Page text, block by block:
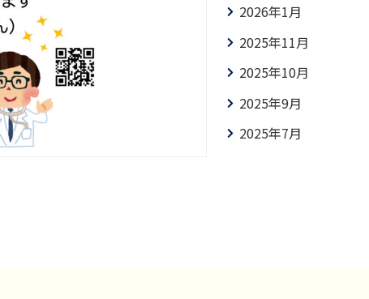
2026年1月
2025年11月
2025年10月
2025年9月
2025年7月